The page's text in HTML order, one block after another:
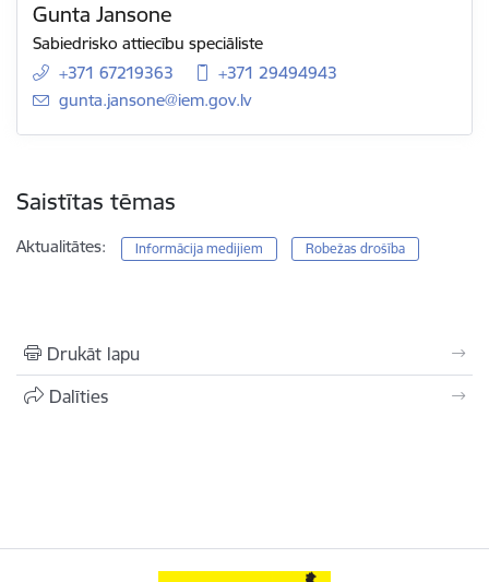
Gunta Jansone
Sabiedrisko attiecību speciāliste
+371 67219363
+371 29494943
E-pasts:
gunta.jansone@iem.gov.lv
Saistītas tēmas
Aktualitātes: Informācija medijiem Robežas drošība
Drukāt lapu
Dalīties